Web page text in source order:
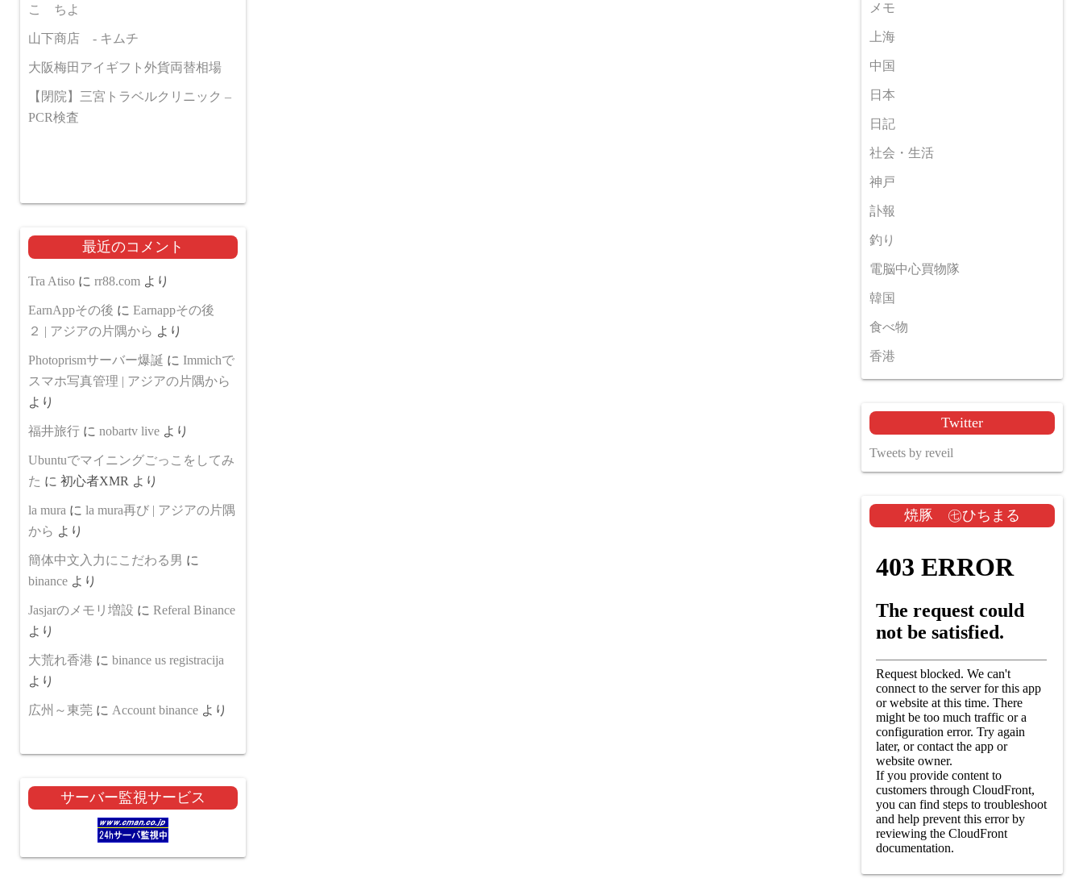
こゝちよ
山下商店 - キムチ
大阪梅田アイギフト外貨両替相場
【閉院】三宮トラベルクリニック –
PCR検査
最近のコメント
Tra Atiso に rr88.com より
EarnAppその後 に Earnappその後
２ | アジアの片隅から より
Photoprismサーバー爆誕 に Immichで
スマホ写真管理 | アジアの片隅から
より
福井旅行 に nobartv live より
Ubuntuでマイニングごっこをしてみ
た に 初心者XMR より
la mura に la mura再び | アジアの片隅
から より
簡体中文入力にこだわる男 に
binance より
Jasjarのメモリ増設 に Referal Binance
より
大荒れ香港 に binance us registracija
より
広州～東莞 に Account binance より
サーバー監視サービス
メモ
上海
中国
日本
日記
社会・生活
神戸
訃報
釣り
電脳中心買物隊
韓国
食べ物
香港
Twitter
Tweets by reveil
焼豚 ㊆ひちまる